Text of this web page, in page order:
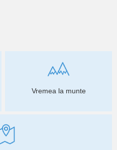
Vremea la munte